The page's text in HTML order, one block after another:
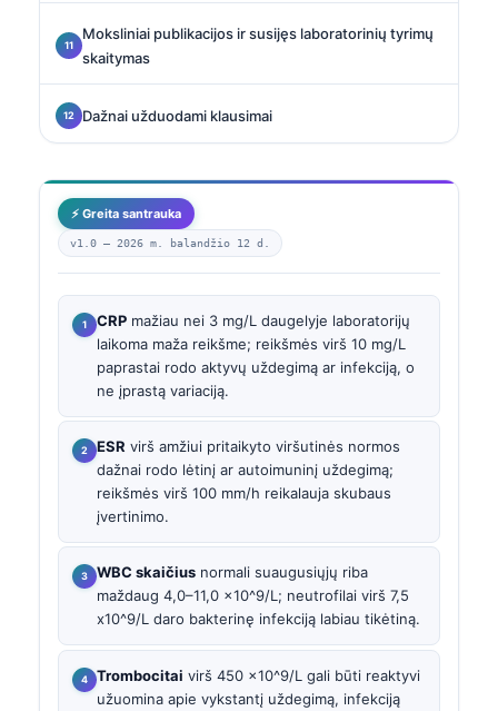
Moksliniai publikacijos ir susijęs laboratorinių tyrimų
skaitymas
Dažnai užduodami klausimai
⚡ Greita santrauka
v1.0 — 2026 m. balandžio 12 d.
CRP mažiau nei 3 mg/L daugelyje laboratorijų
laikoma maža reikšme; reikšmės virš 10 mg/L
paprastai rodo aktyvų uždegimą ar infekciją, o
ne įprastą variaciją.
ESR virš amžiui pritaikyto viršutinės normos
dažnai rodo lėtinį ar autoimuninį uždegimą;
reikšmės virš 100 mm/h reikalauja skubaus
įvertinimo.
WBC skaičius normali suaugusiųjų riba
maždaug 4,0–11,0 x10^9/L; neutrofilai virš 7,5
x10^9/L daro bakterinę infekciją labiau tikėtiną.
Trombocitai virš 450 x10^9/L gali būti reaktyvi
užuomina apie vykstantį uždegimą, infekciją